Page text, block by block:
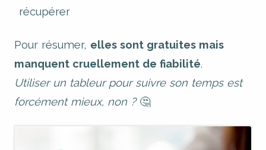
récupérer
Pour résumer, elles sont gratuites mais
manquent cruellement de fiabilité.
Utiliser un tableur pour suivre son temps est
forcément mieux, non ?🤔